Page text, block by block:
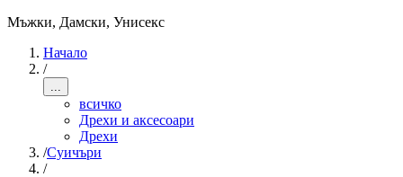
Мъжки, Дамски, Унисекс
Начало
/
...
всичко
Дрехи и аксесоари
Дрехи
/Суичъри
/